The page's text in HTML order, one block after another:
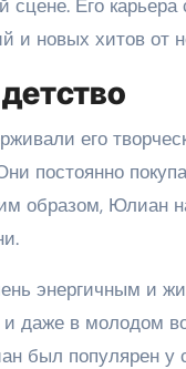
сцене. Его
и новых хитов от
его
постоянно
образом, Юлиан
энергичным и
даже в молодом
был популярен у